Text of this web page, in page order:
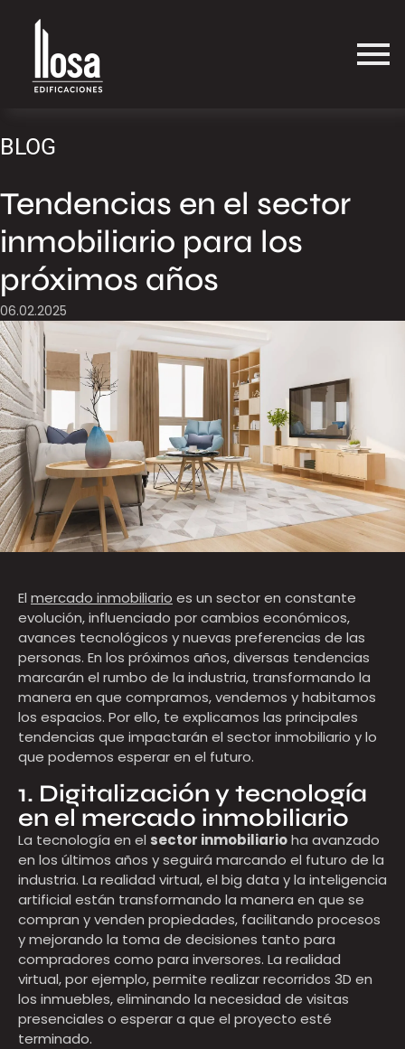
BLOG
Tendencias en el sector
inmobiliario para los
próximos años
06.02.2025
El mercado inmobiliario es un sector en constante
evolución, influenciado por cambios económicos,
avances tecnológicos y nuevas preferencias de las
personas. En los próximos años, diversas tendencias
marcarán el rumbo de la industria, transformando la
manera en que compramos, vendemos y habitamos
los espacios. Por ello, te explicamos las principales
tendencias que impactarán el sector inmobiliario y lo
que podemos esperar en el futuro.
1. Digitalización y tecnología
en el mercado inmobiliario
La tecnología en el sector inmobiliarioha avanzado
en los últimos años y seguirá marcando el futuro de la
industria. La realidad virtual, el big data y la inteligencia
artificial están transformando la manera en que se
compran y venden propiedades, facilitando procesos
y mejorando la toma de decisiones tanto para
compradores como para inversores. La realidad
virtual, por ejemplo, permite realizar recorridos 3D en
los inmuebles, eliminando la necesidad de visitas
presenciales o esperar a que el proyecto esté
terminado.